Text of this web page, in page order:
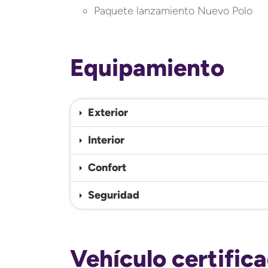
Paquete lanzamiento Nuevo Polo
Equipamiento
Exterior
Interior
Confort
Seguridad
Vehículo